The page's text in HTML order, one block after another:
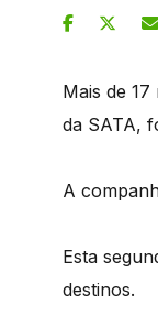
Mais de
da SATA,
A
Esta
destinos.